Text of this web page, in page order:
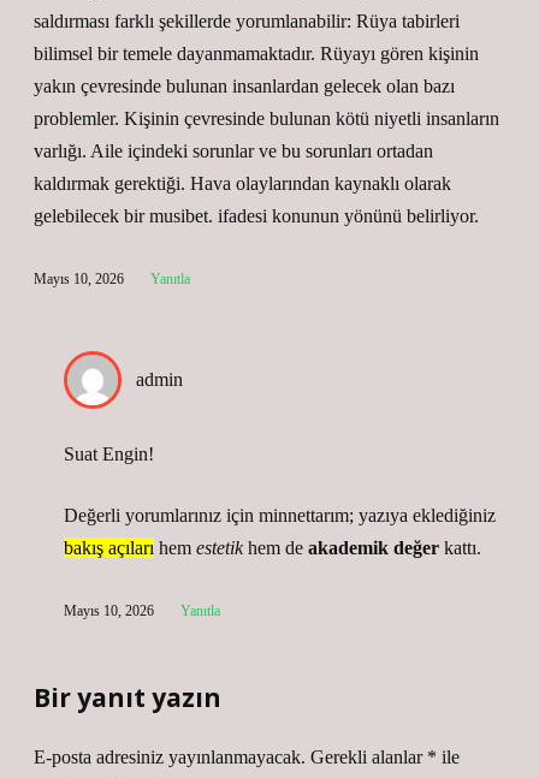
saldırması farklı şekillerde yorumlanabilir: Rüya tabirleri
bilimsel bir temele dayanmamaktadır. Rüyayı gören kişinin
yakın çevresinde bulunan insanlardan gelecek olan bazı
problemler. Kişinin çevresinde bulunan kötü niyetli insanların
varlığı. Aile içindeki sorunlar ve bu sorunları ortadan
kaldırmak gerektiği. Hava olaylarından kaynaklı olarak
gelebilecek bir musibet. ifadesi konunun yönünü belirliyor.
Mayıs 10, 2026 Yanıtla
admin
Suat Engin!
Değerli yorumlarınız için minnettarım; yazıya eklediğiniz
bakış açıları hem estetikhem de akademik değer kattı.
Mayıs 10, 2026 Yanıtla
Bir yanıt yazın
E-posta adresiniz yayınlanmayacak. Gerekli alanlar * ile